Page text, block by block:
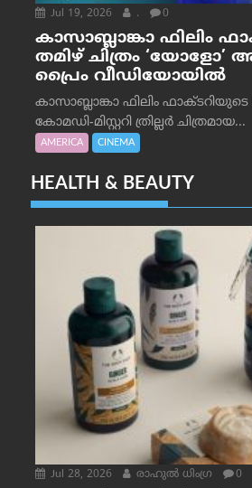
Jul 19, 2026 . 0
കാസാബ്ലാങ്കാ ഫിലിം
തമിഴ് ചിത്രം
പ്രൈം വീഡിയോയിൽ
കാസാബ്ലാങ്കാ ഫിലിം
കോമഡി-മിസ്റ്ററി ത്രില്ലർ ചിത്രമായ...
AMERICA CINEMA
HEALTH & BEAUTY
Jul 28, 2026 രാഹുല്‍ ധിംഗ്ര 0